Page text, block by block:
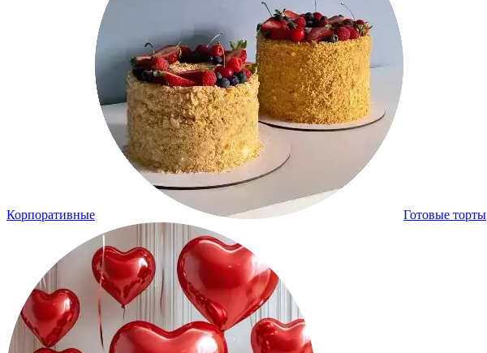
Корпоративные Готовые торты